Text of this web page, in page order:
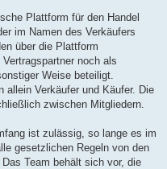
Plattform für den Handel
im Namen des Verkäufers
über die Plattform
noch als
Weise beteiligt.
allein Verkäufer und Käufer. Die
zwischen Mitgliedern.
ist zulässig, so lange es im
gesetzlichen Regeln von den
Team behält sich vor, die